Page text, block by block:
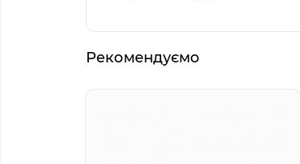
Рекомендуємо